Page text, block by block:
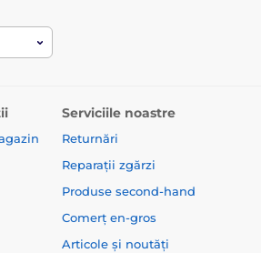
talie medie
Serviciile noastre
Returnări
Reparații zgărzi
Produse second-hand
Comerț en-gros
Articole și noutăți